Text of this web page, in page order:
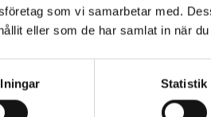
som vi samarbetar med.
eller som de har samlat in när
Statistik